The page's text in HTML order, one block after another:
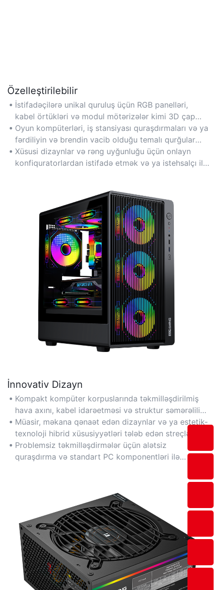
Özelleştirilebilir
İstifadəçilərə unikal quruluş üçün RGB panelləri,
kabel örtükləri və modul mötərizələr kimi 3D çap
edilmiş aksessuarlarla PC korpusunun estetikasını
fərdiləşdirməyə imkan verir.
Oyun kompüterləri, iş stansiyası quraşdırmaları və ya
fərdiliyin və brendin vacib olduğu temalı qurğular
üçün idealdır.
Xüsusi dizaynlar və rəng uyğunluğu üçün onlayn
konfiquratorlardan istifadə etmək və ya istehsalçı ilə
İnnovativ Dizayn
Kompakt kompüter korpuslarında təkmilləşdirilmiş
hava axını, kabel idarəetməsi və struktur səmərəliliyi
üçün ən müasir 3D çap edilmiş komponentləri
birləşdirir.
Müasir, məkana qənaət edən dizaynlar və ya estetik-
texnoloji hibrid xüsusiyyətləri tələb edən streçlər
axtaran həvəskarlar üçün mükəmməldir.
Problemsiz təkmilləşdirmələr üçün alətsiz
quraşdırma və standart PC komponentləri ilə